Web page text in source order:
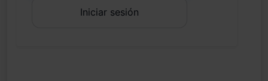
Iniciar sesión